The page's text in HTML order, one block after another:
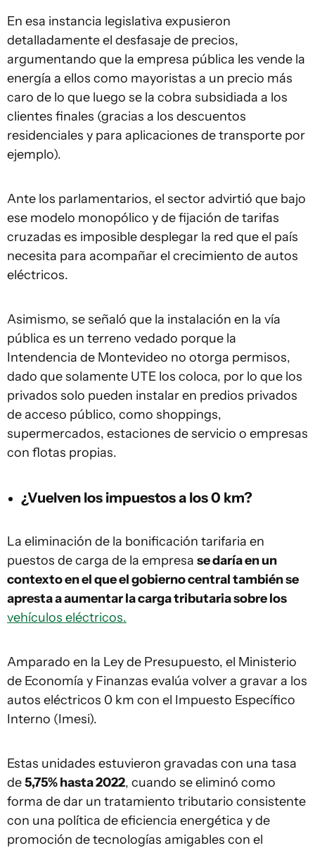
En esa instancia legislativa expusieron
detalladamente el desfasaje de precios,
argumentando que la empresa pública les vende la
energía a ellos como mayoristas a un precio más
caro de lo que luego se la cobra subsidiada a los
clientes finales (gracias a los descuentos
residenciales y para aplicaciones de transporte por
ejemplo).
Ante los parlamentarios, el sector advirtió que bajo
ese modelo monopólico y de fijación de tarifas
cruzadas es imposible desplegar la red que el país
necesita para acompañar el crecimiento de autos
eléctricos.
Asimismo, se señaló que la instalación en la vía
pública es un terreno vedado porque la
Intendencia de Montevideo no otorga permisos,
dado que solamente UTE los coloca, por lo que los
privados solo pueden instalar en predios privados
de acceso público, como shoppings,
supermercados, estaciones de servicio o empresas
con flotas propias.
¿Vuelven los impuestos a los 0 km?
La eliminación de la bonificación tarifaria en
puestos de carga de la empresa se daría en un
contexto en el que el gobierno central también se
apresta a aumentar la carga tributaria sobre los
vehículos eléctricos.
Amparado en la Ley de Presupuesto, el Ministerio
de Economía y Finanzas evalúa volver a gravar a los
autos eléctricos 0 km con el Impuesto Específico
Interno (Imesi).
Estas unidades estuvieron gravadas con una tasa
de5,75% hasta 2022, cuando se eliminó como
forma de dar un tratamiento tributario consistente
con una política de eficiencia energética y de
promoción de tecnologías amigables con el